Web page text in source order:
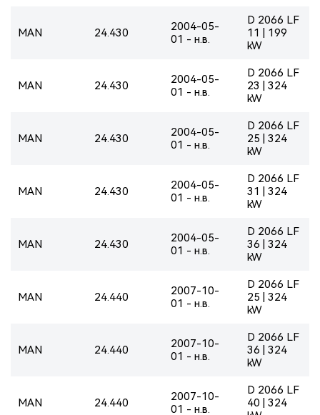
MAN 24.430
2004-05-
01 - н.в.
D 2066 LF
11 | 199
kW
MAN 24.430
2004-05-
01 - н.в.
D 2066 LF
23 | 324
kW
MAN 24.430
2004-05-
01 - н.в.
D 2066 LF
25 | 324
kW
MAN 24.430
2004-05-
01 - н.в.
D 2066 LF
31 | 324
kW
MAN 24.430
2004-05-
01 - н.в.
D 2066 LF
36 | 324
kW
MAN 24.440
2007-10-
01 - н.в.
D 2066 LF
25 | 324
kW
MAN 24.440
2007-10-
01 - н.в.
D 2066 LF
36 | 324
kW
MAN 24.440
2007-10-
01 - н.в.
D 2066 LF
40 | 324